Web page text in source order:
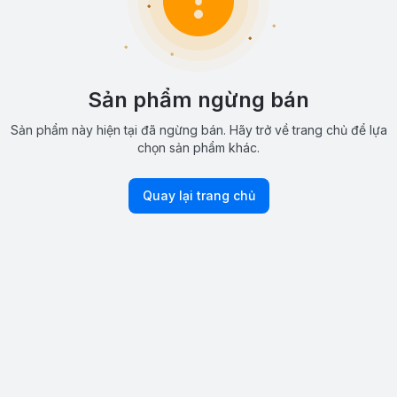
Sản phẩm ngừng bán
Sản phẩm này hiện tại đã ngừng bán. Hãy trở về trang chủ để lựa
chọn sản phẩm khác.
Quay lại trang chủ